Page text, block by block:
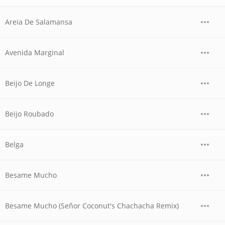
Areia De Salamansa
Avenida Marginal
Beijo De Longe
Beijo Roubado
Belga
Besame Mucho
Besame Mucho (Señor Coconut's Chachacha Remix)